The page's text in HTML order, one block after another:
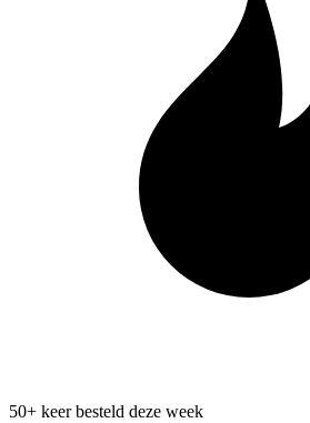
50+ keer besteld deze week